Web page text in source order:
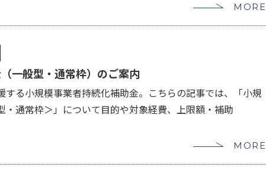
MORE
一般型・通常枠）のご案内
する小規模事業者持続化補助金。こちらの記事では、「小規
・通常枠＞」について目的や対象経費、上限額・補助
MORE